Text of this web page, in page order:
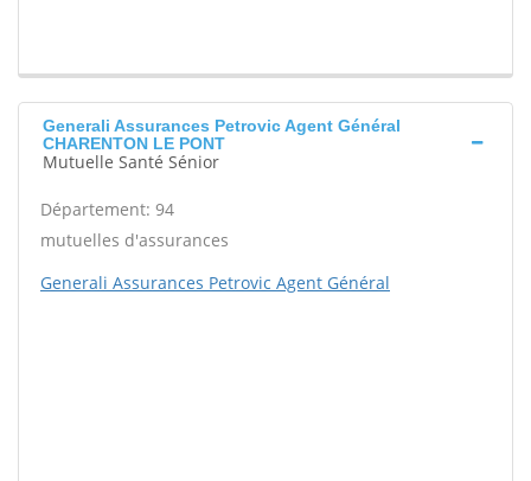
Generali Assurances Petrovic Agent Général
CHARENTON LE PONT
Mutuelle Santé Sénior
Département: 94
mutuelles d'assurances
Generali Assurances Petrovic Agent Général